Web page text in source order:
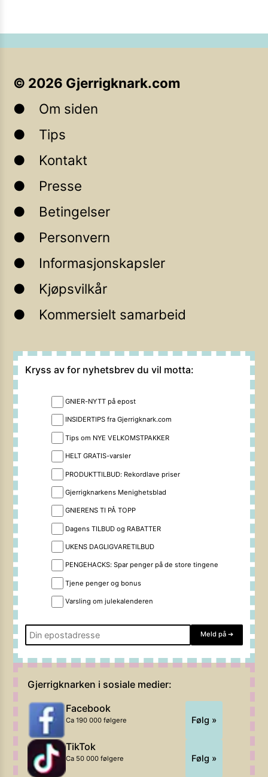
© 2026 Gjerrigknark.com
Om siden
Tips
Kontakt
Presse
Betingelser
Personvern
Informasjonskapsler
Kjøpsvilkår
Kommersielt samarbeid
Kryss av for nyhetsbrev du vil motta:
GNIER-NYTT på epost
INSIDERTIPS fra Gjerrigknark.com
Tips om NYE VELKOMSTPAKKER
HELT GRATIS-varsler
PRODUKTTILBUD: Rekordlave priser
Gjerrigknarkens Menighetsblad
GNIERENS TI PÅ TOPP
Dagens TILBUD og RABATTER
UKENS DAGLIGVARETILBUD
PENGEHACKS: Spar penger på de store tingene
Tjene penger og bonus
Varsling om julekalenderen
Meld på ➔
Gjerrigknarken i sosiale medier:
Facebook
Ca 190 000 følgere Følg »
TikTok
Ca 50 000 følgere Følg »